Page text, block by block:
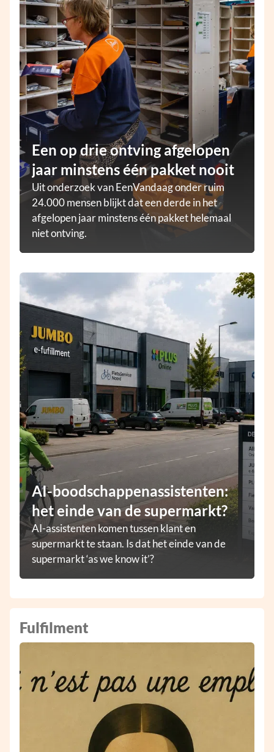
AI-boodschappenassistenten:
het einde van de supermarkt?
AI-assistenten komen tussen klant en
supermarkt te staan. Is dat het einde van de
supermarkt ‘as we know it’?
Een op drie ontving afgelopen
jaar minstens één pakket nooit
Uit onderzoek van EenVandaag onder ruim
24.000 mensen blijkt dat een derde in het
afgelopen jaar minstens één pakket helemaal
niet ontving.
Fulfilment